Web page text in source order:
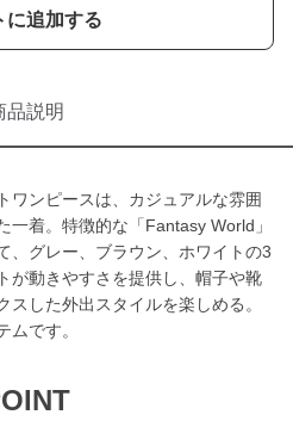
に追加する
品説明
ワンピースは、カジュアルな雰囲
一着。特徴的な「Fantasy World」
、グレー、ブラウン、ホワイトの3
が動きやすさを提供し、帽子や靴
スした外出スタイルを楽しめる。
ムです。